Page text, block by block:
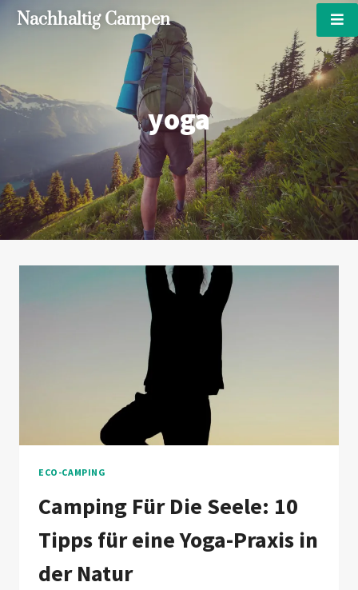
Nachhaltig Campen
yoga
ECO-CAMPING
Camping Für Die Seele: 10
Tipps für eine Yoga-Praxis in
der Natur